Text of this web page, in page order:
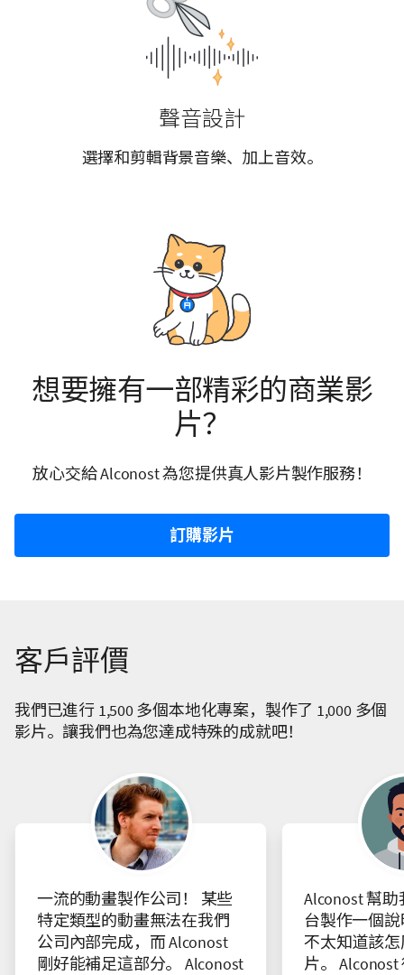
聲音設計
選擇和剪輯背景音樂、加上音效。
想要擁有一部精彩的商業影
片？
放心交給 Alconost 為您提供真人影片製作服務！
訂購影片
客戶評價
我們已進行 1,500 多個本地化專案，製作了 1,000 多個
影片。讓我們也為您達成特殊的成就吧！
一流的動畫製作公司！ 某些
特定類型的動畫無法在我們
公司內部完成，而 Alconost
剛好能補足這部分。 Alconost
Alconost 幫
台製作一個
不太知道該
片。